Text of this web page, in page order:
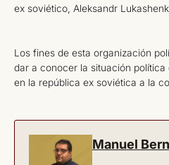
ex soviético, Aleksandr
Los fines de esta organización
dar a conocer la situación
en la república ex soviética a la
Manuel